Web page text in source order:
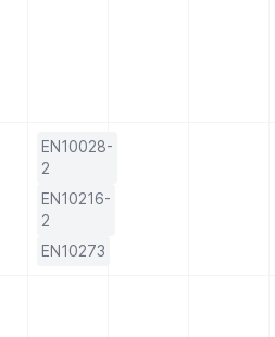
EN10028-
2
EN10216-
2
EN10273